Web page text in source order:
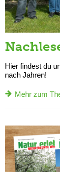
Hier findest du
nach Jahren!
Mehr zum